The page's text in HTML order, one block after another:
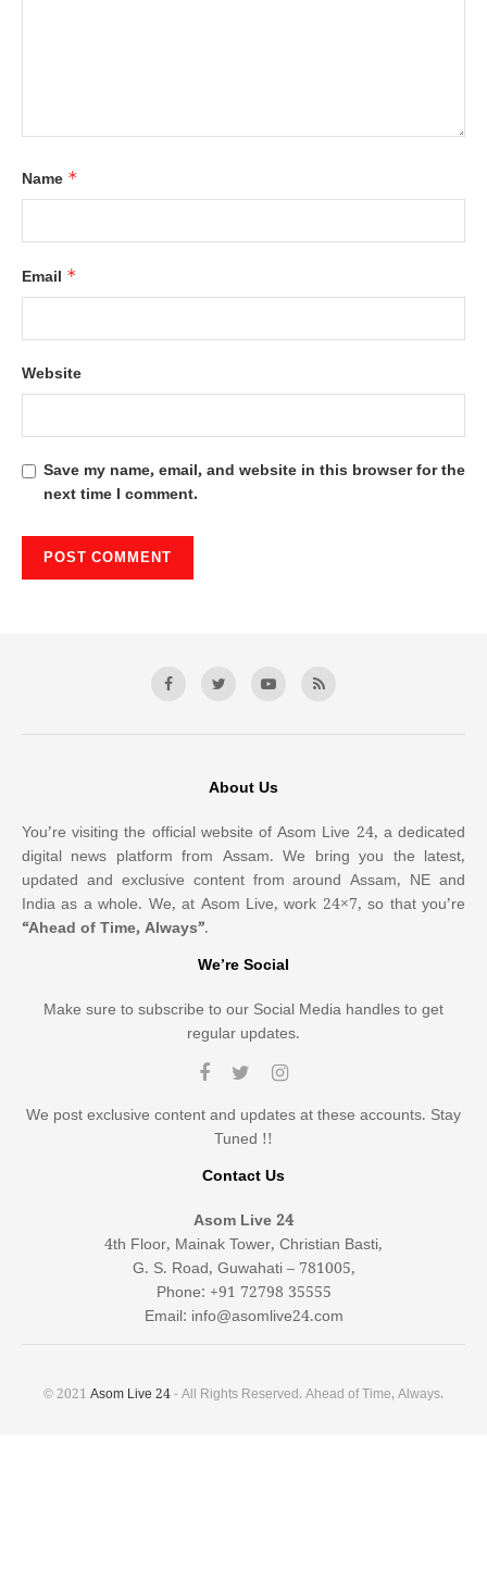
Name *
Email *
Website
Save my name, email, and website in this browser for the
next time I comment.
About Us
You’re visiting the official website of Asom Live 24, a dedicated
digital news platform from Assam. We bring you the latest,
updated and exclusive content from around Assam, NE and
India as a whole. We, at Asom Live, work 24×7, so that you’re
“Ahead of Time, Always”.
We’re Social
Make sure to subscribe to our Social Media handles to get
regular updates.
We post exclusive content and updates at these accounts. Stay
Tuned !!
Contact Us
Asom Live 24
4th Floor, Mainak Tower, Christian Basti,
G. S. Road, Guwahati – 781005,
Phone: +91 72798 35555
Email: info@asomlive24.com
© 2021 Asom Live 24- All Rights Reserved. Ahead of Time, Always.